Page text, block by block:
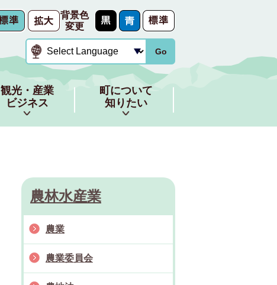
背景色
変更
Go
観光・産業
ビジネス
町について
知りたい
農林水産業
農業
農業委員会